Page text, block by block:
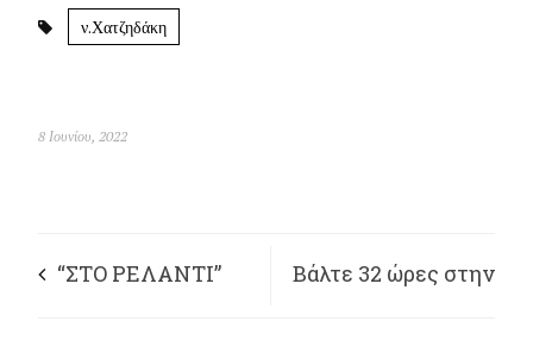
ν.Χατζηδάκη
8 Ιουνίου, 2022
“ΣΤΟ ΡΕΛΑΝΤΙ” Βάλτε 32 ώρες στην